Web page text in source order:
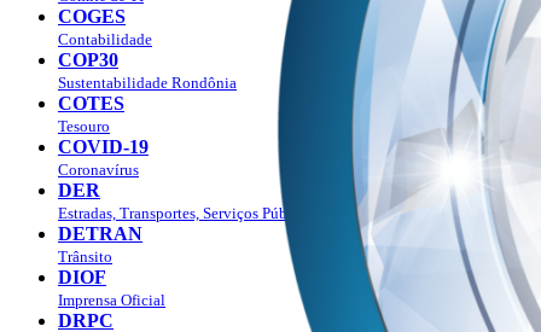
COGES
Contabilidade
COP30
Sustentabilidade Rondônia
COTES
Tesouro
COVID-19
Coronavírus
DER
Estradas, Transportes, Serviços Públicos
DETRAN
Trânsito
DIOF
Imprensa Oficial
DRPC